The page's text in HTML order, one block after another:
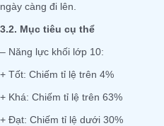
ngày càng đi lên.
3.2. Mục tiêu cụ thể
– Năng lực khối lớp 10:
+ Tốt: Chiếm tỉ lệ trên 4%
+ Khá: Chiếm tỉ lệ trên 63%
+ Đạt: Chiếm tỉ lệ dưới 30%